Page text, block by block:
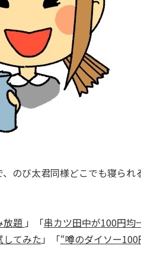
のび太君同様どこでも寝ら
放題 」「串カツ田中が100円均
てみた 」「“噂のダイソー